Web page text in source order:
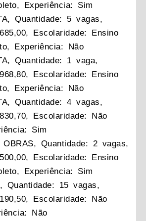
Experiência: Sim
Quantidade: 5 vagas,
Escolaridade: Ensino
Experiência: Não
Quantidade: 1 vaga,
Escolaridade: Ensino
Experiência: Não
Quantidade: 4 vagas,
Escolaridade: Não
Sim
Quantidade: 2 vagas,
Escolaridade: Ensino
Experiência: Sim
Quantidade: 15 vagas,
Escolaridade: Não
Não